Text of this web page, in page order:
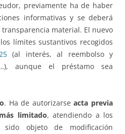
previamente ha de haber
informativas y se deberá
transparencia material. El nuevo
límites sustantivos recogidos
(al interés, al reembolso y
aunque el préstamo sea
. Ha de autorizarseacta previa
limitado, atendiendo a los
sido objeto de modificación